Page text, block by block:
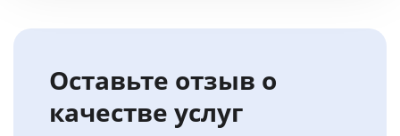
Оставьте отзыв о
качестве услуг